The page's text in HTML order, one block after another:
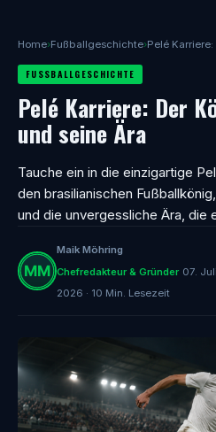
Home›Fußballgeschichte›Pelé
FUSSBALLGESCHICHTE
Pelé Karriere: Der
und seine Ära
Tauche ein in die einzigartige
den brasilianischen
und die unvergessliche Ära, die
Maik Möhring
Chefredakteur & Gründer 07. Juli
2026 · 10 Min. Lesezeit